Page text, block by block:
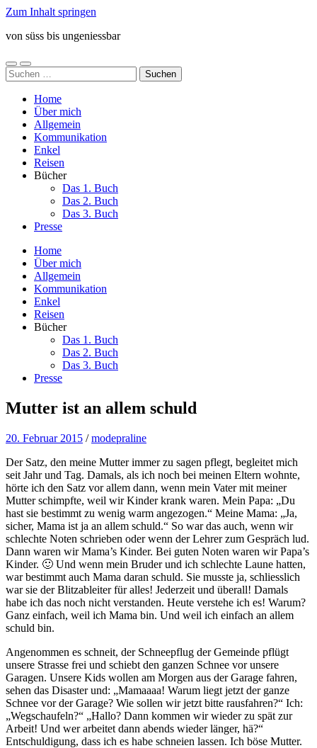
Zum Inhalt springen
von süss bis ungeniessbar
Mobile-
Menü
Suchfeld
ein-/ausblenden
Suchen
nach:
Home
Über mich
Allgemein
Kommunikation
Enkel
Reisen
Bücher
Das 1. Buch
Das 2. Buch
Das 3. Buch
Presse
Home
Über mich
Allgemein
Kommunikation
Enkel
Reisen
Bücher
Das 1. Buch
Das 2. Buch
Das 3. Buch
Presse
Mutter ist an allem schuld
20. Februar 2015 /modepraline
Der Satz, den meine Mutter immer zu sagen pflegt, begleitet mich
seit Jahr und Tag. Damals, als ich noch bei meinen Eltern wohnte,
hörte ich den Satz vor allem dann, wenn mein Vater mit meiner
Mutter schimpfte, weil wir Kinder krank waren. Mein Papa: „Du
hast sie bestimmt zu wenig warm angezogen.“ Meine Mama: „Ja,
sicher, Mama ist ja an allem schuld.“ So war das auch, wenn wir
schlechte Noten schrieben oder wenn der Lehrer zum Gespräch lud.
Dann waren wir Mama’s Kinder. Bei guten Noten waren wir Papa’s
Kinder. 🙂 Und wenn mein Bruder und ich schlechte Laune hatten,
war bestimmt auch Mama daran schuld. Sie musste ja, schliesslich
war sie der Blitzableiter für alles! Jederzeit und überall! Damals
habe ich das noch nicht verstanden. Heute verstehe ich es! Warum?
Ganz einfach, weil ich Mama bin. Und weil ich einfach an allem
schuld bin.
Angenommen es schneit, der Schneepflug der Gemeinde pflügt
unsere Strasse frei und schiebt den ganzen Schnee vor unsere
Garagen. Unsere Kids wollen am Morgen aus der Garage fahren,
sehen das Disaster und: „Mamaaaa! Warum liegt jetzt der ganze
Schnee vor der Garage? Wie sollen wir jetzt bitte rausfahren?“ Ich:
„Wegschaufeln?“ „Hallo? Dann kommen wir wieder zu spät zur
Arbeit! Und wer arbeitet dann abends wieder länger, hä?“
Entschuldigung, dass ich es habe schneien lassen. Ich böse Mutter.